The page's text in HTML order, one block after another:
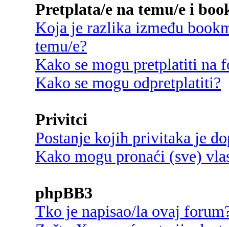
Pretplata/e na temu/e i
Koja je razlika između
temu/e?
Kako se mogu pretplatiti na
Kako se mogu odpretplatiti?
Privitci
Postanje kojih privitaka je
Kako mogu pronaći (sve)
phpBB3
Tko je napisao/la ovaj